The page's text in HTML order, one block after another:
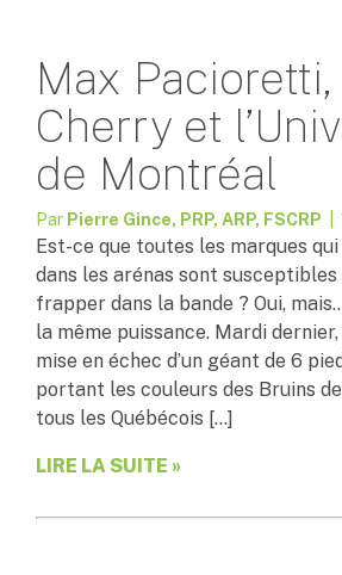
Max Pacioretti,
Cherry et
de Montréal
Par Pierre Gince, PRP, ARP, FSCRP |
Est-ce que toutes les marques
dans les arénas sont susceptibles
frapper dans la bande ? Oui,
la même puissance. Mardi
mise en échec d’un géant de 6
portant les couleurs des Bruins
tous les Québécois […]
LIRE LA SUITE »